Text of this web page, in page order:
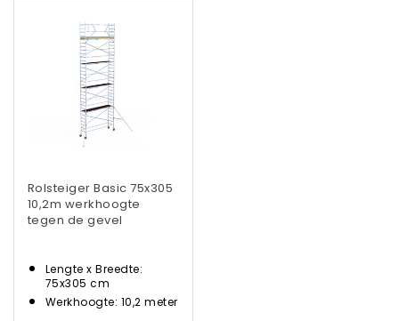
Rolsteiger Basic 75x305
10,2m werkhoogte
tegen de gevel
Lengte x Breedte:
75x305 cm
Werkhoogte: 10,2 meter